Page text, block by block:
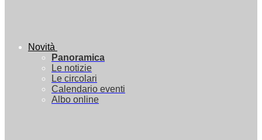
Novità
Panoramica
Le notizie
Le circolari
Calendario eventi
Albo online